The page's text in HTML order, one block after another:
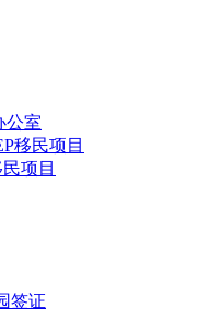
公室
移民项目
项目
签证